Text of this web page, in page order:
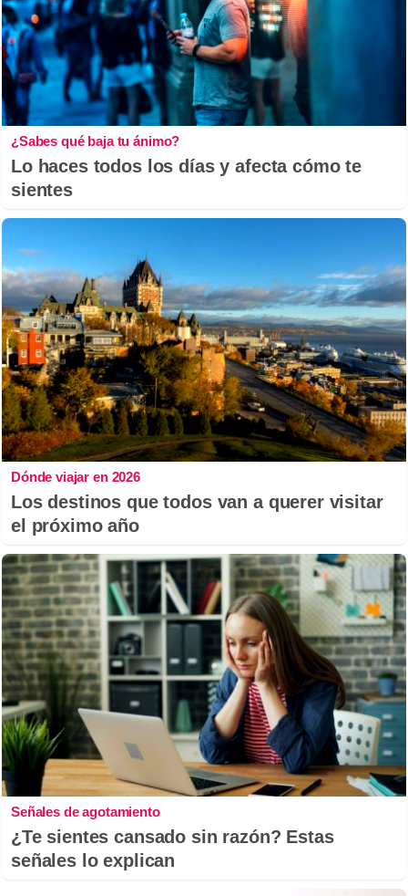
¿Sabes qué baja tu ánimo?
Lo haces todos los días y afecta cómo te
sientes
Dónde viajar en 2026
Los destinos que todos van a querer visitar
el próximo año
Señales de agotamiento
¿Te sientes cansado sin razón? Estas
señales lo explican